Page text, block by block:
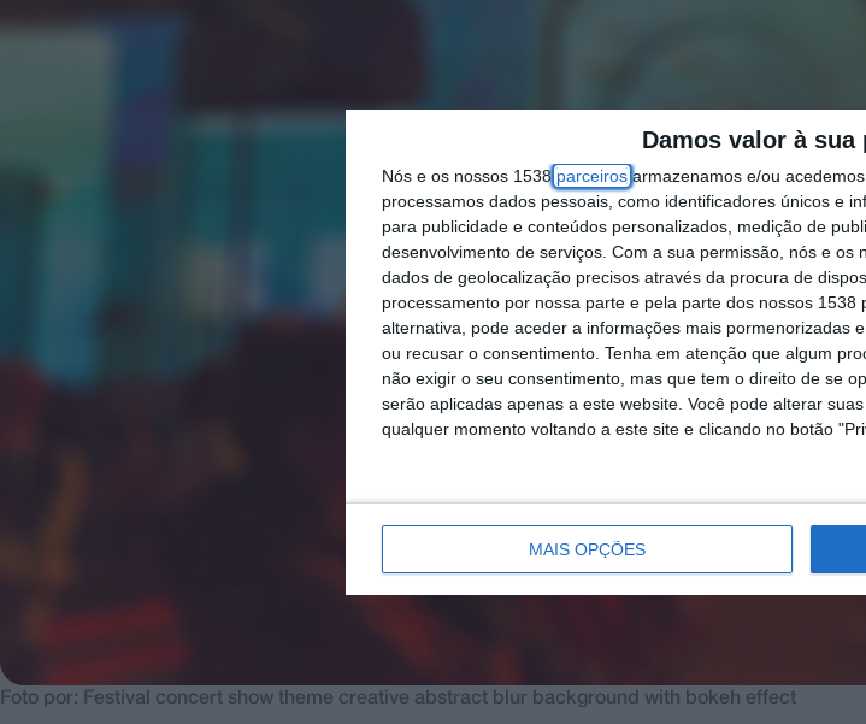
Damos valor à sua
Nós e os nossos 1538parceirosarmazenamos e/ou
processamos dados pessoais, como identificadores únicos e
para publicidade e conteúdos personalizados, medição de
desenvolvimento de serviços. Com a sua permissão, nós e os
dados de geolocalização precisos através da procura de
processamento por nossa parte e pela parte dos nossos 1538
alternativa, pode aceder a informações mais pormenorizadas
ou recusar o consentimento. Tenha em atenção que algum
não exigir o seu consentimento, mas que tem o direito de se
serão aplicadas apenas a este website. Você pode alterar
qualquer momento voltando a este site e clicando no botão
MAIS OPÇÕES
Foto por: Festival concert show theme creative abstract blur background with bokeh effect